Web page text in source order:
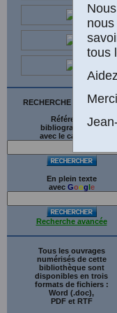
RECHERCHE SUR LE SITE
Références
bibliographiques
avec le catalogue
En plein texte
avec Google
Recherche avancée
Tous les ouvrages
numérisés de cette
bibliothèque sont
disponibles en trois
formats de fichiers :
Word (.doc),
PDF et RTF
tous